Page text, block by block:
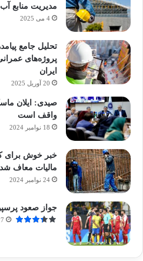
مدیریت منابع
4 می 2025
تحلیل جامع
پروژه‌های
ایران
20 آوریل 2025
صیدی: ایلان
واقف است
18 نوامبر 2024
خبر خوش برای
مالیات معاف
24 نوامبر 2024
جواز صعود
27